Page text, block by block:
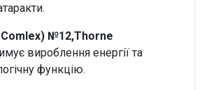
№12,Thorne
вироблення енергії та
функцію.